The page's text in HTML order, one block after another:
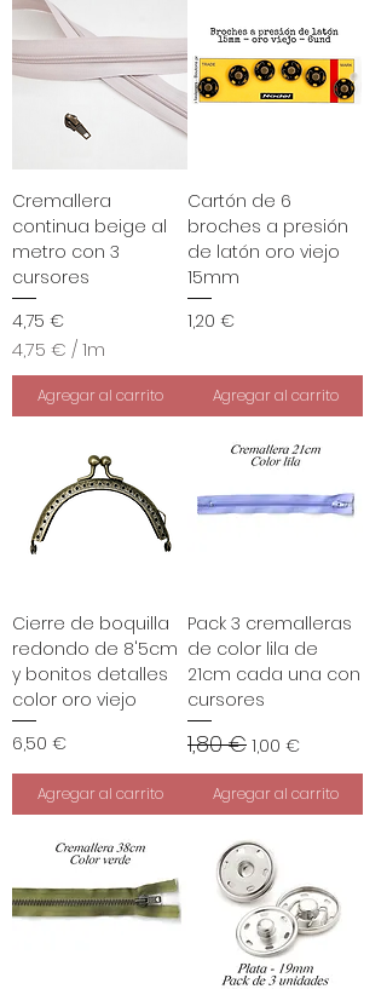
€
p
o
t
r
o
s
Cremallera
continua beige al
metro con 3
cursores
Precio
4,75 €
4,75 € /1m
4
7
t
r
o
s
Agregar al carrito
Cartón de 6
broches a presión
de latón oro viejo
15mm
Precio
1,20 €
Agregar al carrito
Cierre de boquilla
redondo de 8'5cm
y bonitos detalles
color oro viejo
Precio
6,50 €
Agregar al carrito
Pack 3 cremalleras
de color lila de
21cm cada una con
cursores
Precio
1,80 € Precio de oferta
1,00 €
Agregar al carrito